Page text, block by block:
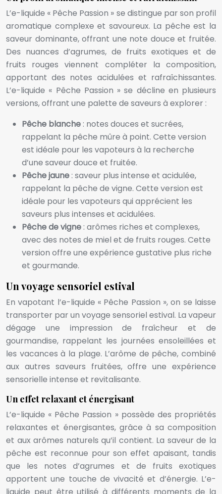
L’e-liquide « Pêche Passion » se distingue par son profil
aromatique complexe et savoureux. La pêche est la
saveur dominante, offrant une note douce et fruitée.
Des nuances d’agrumes, de fruits exotiques et de
fruits rouges viennent compléter la composition,
apportant des notes acidulées et rafraîchissantes.
L’e-liquide « Pêche Passion » se décline en plusieurs
versions, offrant une palette de saveurs à explorer :
Pêche blanche : notes douces et sucrées,
rappelant la pêche mûre à point. Cette version
est idéale pour les vapoteurs à la recherche
d’une saveur douce et fruitée.
Pêche jaune : saveur plus intense et acidulée,
rappelant la pêche de vigne. Cette version est
idéale pour les vapoteurs qui apprécient les
saveurs plus intenses et acidulées.
Pêche de vigne : arômes riches et complexes,
avec des notes de miel et de fruits rouges. Cette
version offre une expérience gustative plus riche
et gourmande.
Un voyage sensoriel estival
En vapotant l’e-liquide « Pêche Passion », on se laisse
transporter par un voyage sensoriel estival. La vapeur
dégage une impression de fraîcheur et de
gourmandise, rappelant les journées ensoleillées et
les vacances à la plage. L’arôme de pêche, combiné
aux autres saveurs fruitées, offre une expérience
sensorielle intense et revitalisante.
Un effet relaxant et énergisant
L’e-liquide « Pêche Passion » possède des propriétés
relaxantes et énergisantes, grâce à sa composition
et aux arômes naturels qu’il contient. La saveur de la
pêche est reconnue pour son effet apaisant, tandis
que les notes d’agrumes et de fruits exotiques
apportent une touche de vivacité et d’énergie. L’e-